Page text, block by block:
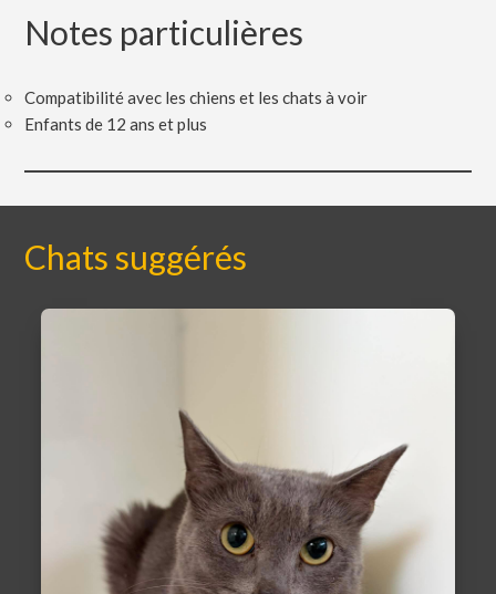
Notes particulières
Compatibilité avec les chiens et les chats à voir
Enfants de 12 ans et plus
Chats suggérés